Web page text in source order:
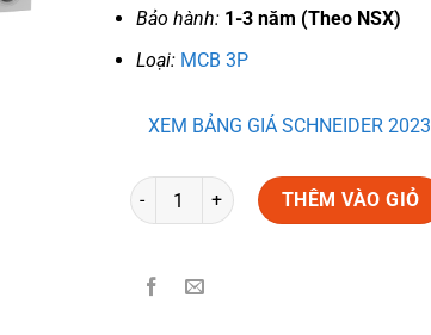
Bảo hành: 1-3 năm (Theo NSX)
Loại: MCB 3P
XEM BẢNG GIÁ SCHNEIDER 2023
Số lượng THÊM VÀO GIỎ